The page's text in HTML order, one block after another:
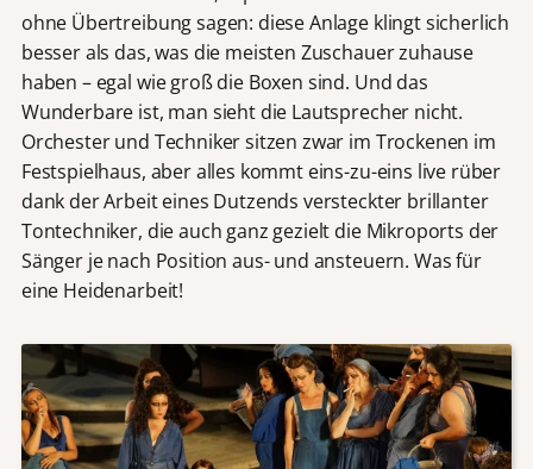
ohne Übertreibung sagen: diese Anlage klingt sicherlich
besser als das, was die meisten Zuschauer zuhause
haben – egal wie groß die Boxen sind. Und das
Wunderbare ist, man sieht die Lautsprecher nicht.
Orchester und Techniker sitzen zwar im Trockenen im
Festspielhaus, aber alles kommt eins-zu-eins live rüber
dank der Arbeit eines Dutzends versteckter brillanter
Tontechniker, die auch ganz gezielt die Mikroports der
Sänger je nach Position aus- und ansteuern. Was für
eine Heidenarbeit!